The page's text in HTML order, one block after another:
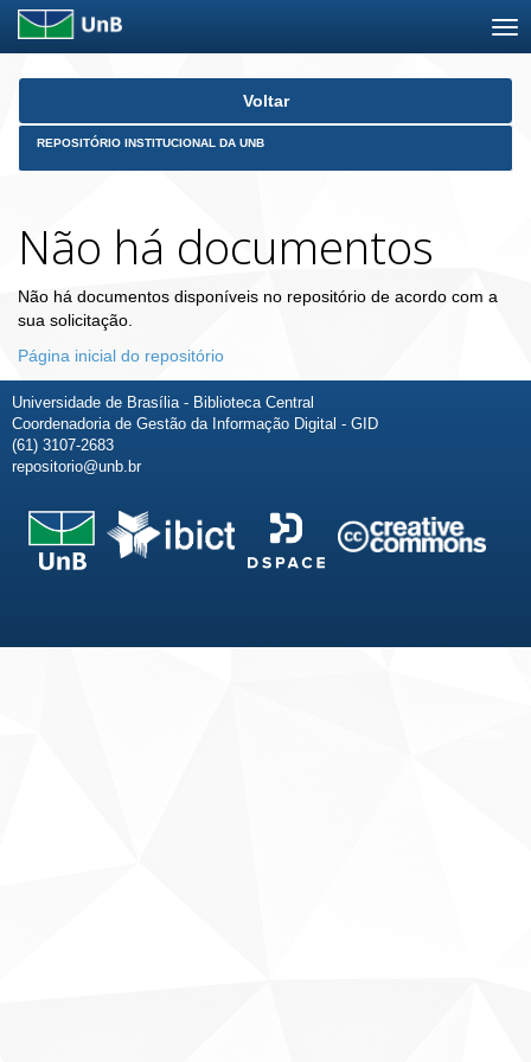
Skip
Voltar
REPOSITÓRIO INSTITUCIONAL DA UNB
Não há documentos
Não há documentos disponíveis no repositório de acordo com a
sua solicitação.
Página inicial do repositório
Universidade de Brasília - Biblioteca Central
Coordenadoria de Gestão da Informação Digital - GID
(61) 3107-2683
repositorio@unb.br